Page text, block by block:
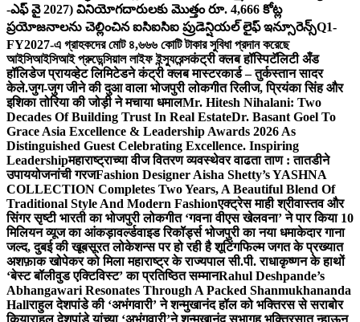
-ఎఫ్ వై 2027) వినియోగదారులకు మొత్తం రూ. 4,666 కోట్ల
ప్రయోజనాలను చెల్లించిన ఐసిఐసిఐ ప్రుడెన్షియల్ లైఫ్ ఇన్సూరెన్స్Q1-
FY2027-এ গ্রাহকদের মোট ৪,৬৬৬ কোটি টাকার সুবিধা প্রদান করেছে
আইসিআইসিআই প্রুডেন্সিয়াল লাইফ ইন্স্যুরেন্সकंट्री क्लब हॉस्पिटॅलिटी अँड
हॉलिडेज प्रायव्हेट लिमिटेडने कंट्री क्लब मास्टरकार्ड – तुर्कस्तान सादर
केले.जुग-जुग जीने की दुआ वाला भोजपुरी लोकगीत रिलीज, प्रियंका सिंह और
इशिका तोरिया की जोड़ी ने मचाया धमालMr. Hitesh Nihalani: Two
Decades Of Building Trust In Real EstateDr. Basant Goel To
Grace Asia Excellence & Leadership Awards 2026 As
Distinguished Guest Celebrating Excellence. Inspiring
Leadershipमहाराष्ट्राच्या वीज वितरण व्यवस्थेवर वाढता ताण : तातडीने
उपाययोजनांची गरजFashion Designer Aisha Shetty’s YASHNA
COLLECTION Completes Two Years, A Beautiful Blend Of
Traditional Style And Modern Fashionएक्ट्रेस माही श्रीवास्तव और
सिंगर सृष्टी भारती का भोजपुरी लोकगीत ‘गवना वीएस खेलवना’ ने पार किया 10
मिलियन व्यूज का आंकड़ावर्ल्डवाइड रिकॉर्ड्स भोजपुरी का नया धमाकेदार गाना
जल्द, दुबई की खूबसूरत लोकेशन्स पर हो रही है शूटिंगफिल्म जगत के प्रख्यात
अशफ़ाक खोपेकर को मिला महाराष्ट्र के राज्यपाल सी.पी. राधाकृष्णन के हाथों
‘बेस्ट बॉलीवुड एक्टिविस्ट’ का प्रतिष्ठित सम्मानRahul Deshpande’s
Abhangawari Resonates Through A Packed Shanmukhananda
Hallराहुल देशपांडे की ‘अभंगवारी’ ने शन्मुखानंद हॉल को भक्तिरस से सराबोर